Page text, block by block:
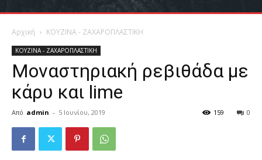
Αρχική ΚΟΥΖΙΝΑ - ΖΑΧΑΡΟΠΛΑΣΤΙΚΗ
ΚΟΥΖΙΝΑ - ΖΑΧΑΡΟΠΛΑΣΤΙΚΗ
Μοναστηριακή ρεβιθάδα με
κάρυ και lime
Από admin - 5 Ιουνίου, 2019 0
159